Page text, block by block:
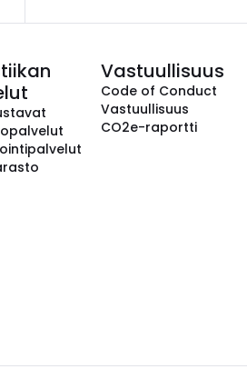
Vastuullisuus
Code of Conduct
Vastuullisuus
CO2e-raportti